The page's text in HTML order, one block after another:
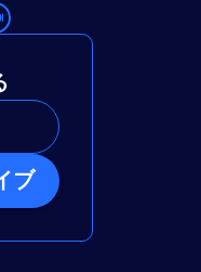
ブ